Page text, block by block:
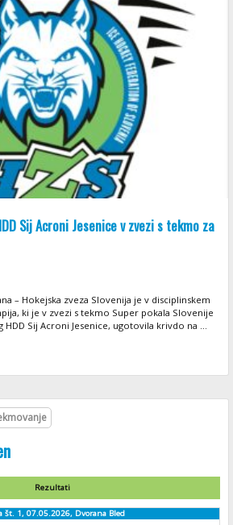
Sij Acroni Jesenice v zvezi s tekmo za
– Hokejska zveza Slovenija je v disciplinskem
ki je v zvezi s tekmo Super pokala Slovenije
HDD Sij Acroni Jesenice, ugotovila krivdo na ...
Rezultati
št. 1, 07.05.2026, Dvorana Bled